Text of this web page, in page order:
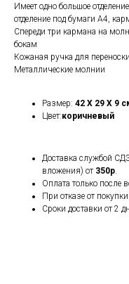
Имеет одно большое
отделение под бумаги А4,
Спереди три кармана на
бокам
Кожаная ручка для
Металлические молнии
Размер: 42 X 29 X 9
Цвет:коричневый
Доставка службой
вложения) от 350р.
Оплата только после
При отказе от
Сроки доставки от 2